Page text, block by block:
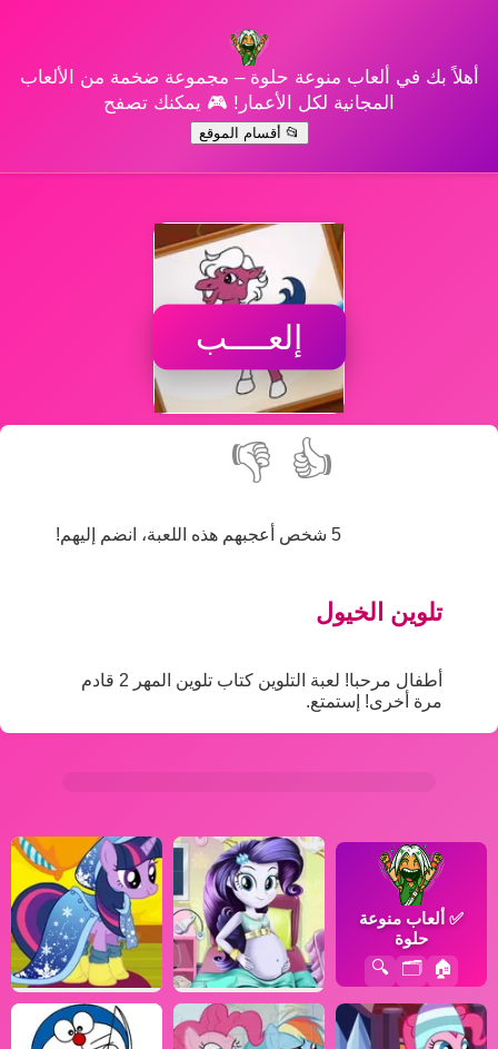
أهلاً بك في ألعاب منوعة حلوة – مجموعة ضخمة من الألعاب
المجانية لكل الأعمار! 🎮 يمكنك تصفح
📂 أقسام الموقع
إلعــــب
👍
👎
5 شخص أعجبهم هذه اللعبة، انضم إليهم!
تلوين الخيول
أطفال مرحبا! لعبة التلوين كتاب تلوين المهر 2 قادم
مرة أخرى! إستمتع.
✅ ألعاب منوعة
حلوة
🏠
🗂️
🔍